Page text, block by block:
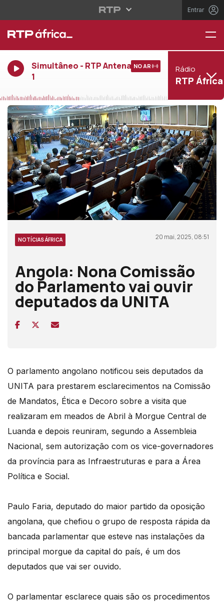
Entrar
Simultâneo - RTP Antena
1
NO AR Rádio
RTP África
NOTÍCIAS ÁFRICA 20 mai, 2025, 08:51
Angola: Nona Comissão
do Parlamento vai ouvir
deputados da UNITA
O parlamento angolano notificou seis deputados da
UNITA para prestarem esclarecimentos na Comissão
de Mandatos, Ética e Decoro sobre a visita que
realizaram em meados de Abril à Morgue Central de
Luanda e depois reuniram, segundo a Assembleia
Nacional, sem autorização com os vice-governadores
da província para as Infraestruturas e para a Área
Política e Social.
Paulo Faria, deputado do maior partido da oposição
angolana, que chefiou o grupo de resposta rápida da
bancada parlamentar que esteve nas instalações da
principal morgue da capital do país, é um dos
deputados que vai ser ouvido.
O parlamentar esclarece quais são os procedimentos